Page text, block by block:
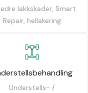
lakkskader, Smart
Repair, hellakering
Understells- /